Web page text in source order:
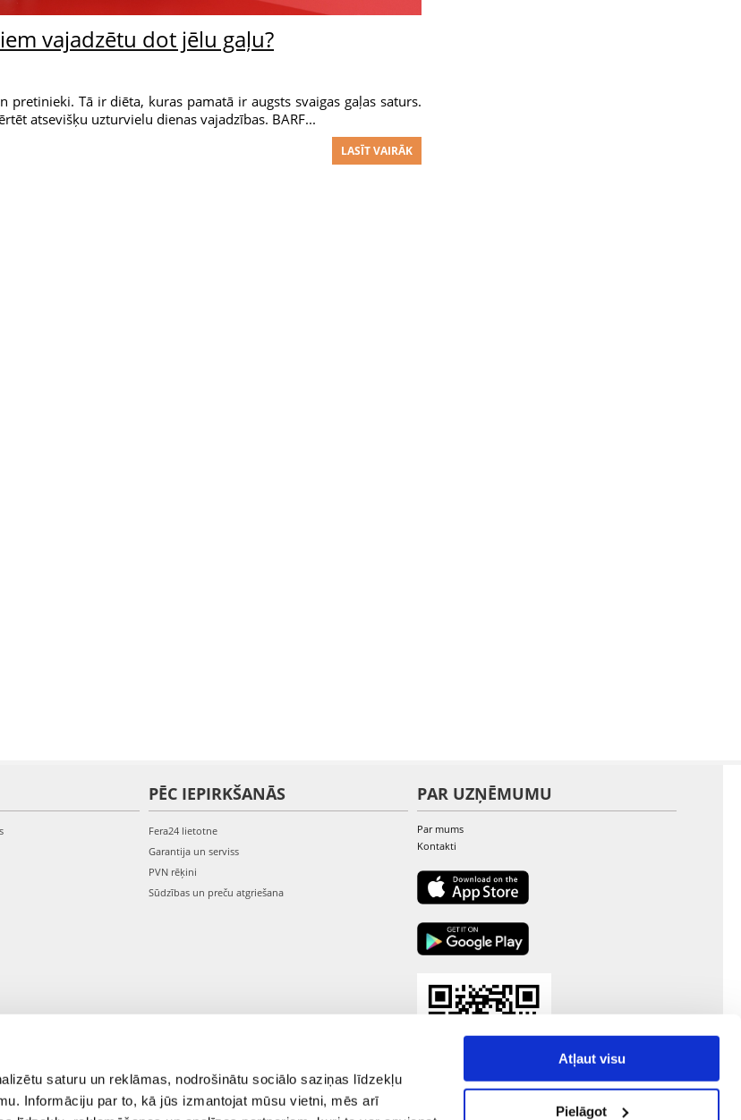
saturu un reklāmas, nodrošinātu sociālo saziņas līdzekļu
Informāciju par to, kā jūs izmantojat mūsu vietni, mēs arī
Atļaut visu
Pielāgot
vajadzētu dot jēlu gaļu?
pretinieki. Tā ir diēta, kuras pamatā ir augsts svaigas gaļas saturs.
atsevišķu uzturvielu dienas vajadzības. BARF...
LASĪT VAIRĀK
PĒC IEPIRKŠANĀS
Fera24 lietotne
Garantija un serviss
PVN rēķini
Sūdzības un preču atgriešana
PAR UZŅĒMUMU
Par mums
Kontakti